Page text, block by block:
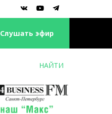
Cлушать эфир